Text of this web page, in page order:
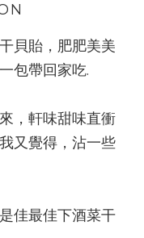
貝貽，肥肥美美
包帶回家吃.
，軒味甜味直衝
又覺得，沾一些
佳最佳下酒菜干